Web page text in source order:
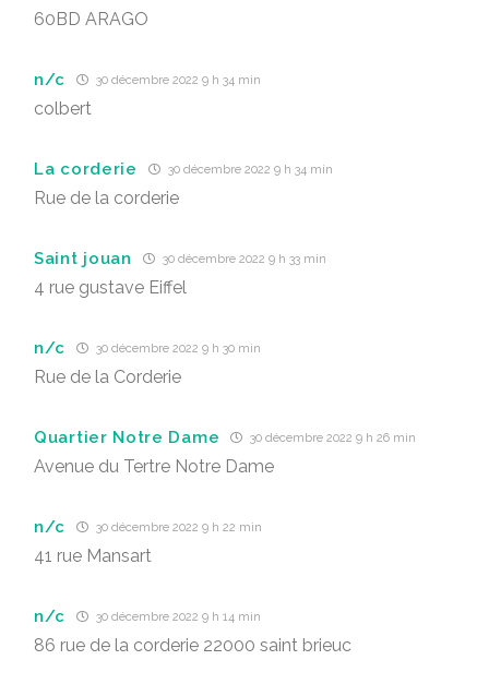
60BD ARAGO
n/c 30 décembre 2022 9 h 34 min
colbert
La corderie 30 décembre 2022 9 h 34 min
Rue de la corderie
Saint jouan 30 décembre 2022 9 h 33 min
4 rue gustave Eiffel
n/c 30 décembre 2022 9 h 30 min
Rue de la Corderie
Quartier Notre Dame 30 décembre 2022 9 h 26 min
Avenue du Tertre Notre Dame
n/c 30 décembre 2022 9 h 22 min
41 rue Mansart
n/c 30 décembre 2022 9 h 14 min
86 rue de la corderie 22000 saint brieuc